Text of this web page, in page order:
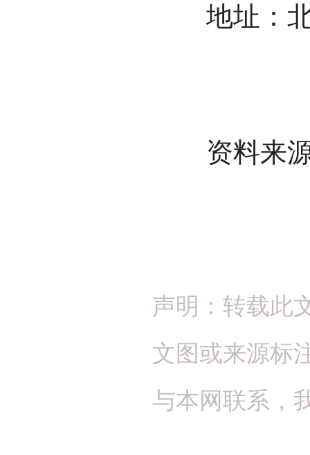
地址：北
资料来源
声明：转载此
文图或来源标
与本网联系，